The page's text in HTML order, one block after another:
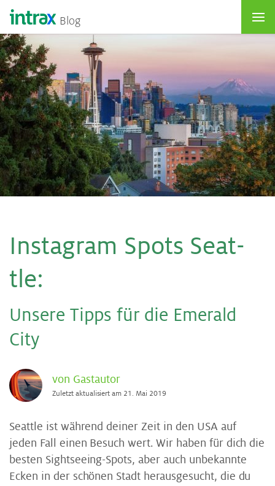
Blog
Ins­ta­gram Spots Se­at­
tle:
Un­se­re Tipps für die Eme­rald
City
von Gastautor
Zuletzt aktualisiert am 21. Mai 2019
Seattle ist während deiner Zeit in den USA auf
jeden Fall einen Besuch wert. Wir haben für dich die
besten Sightseeing-Spots, aber auch unbekannte
Ecken in der schönen Stadt herausgesucht, die du